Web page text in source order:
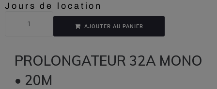
Jours de location
AJOUTER AU PANIER
PROLONGATEUR 32A MONO
• 20M